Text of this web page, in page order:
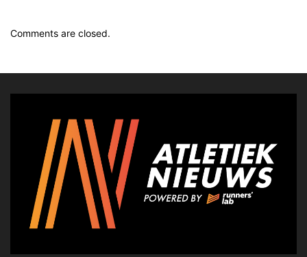
Comments are closed.